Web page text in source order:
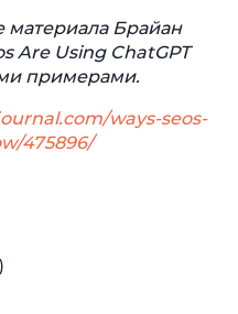
материала Брайан
Are Using ChatGPT
примерами.
ways-seos-
475896/